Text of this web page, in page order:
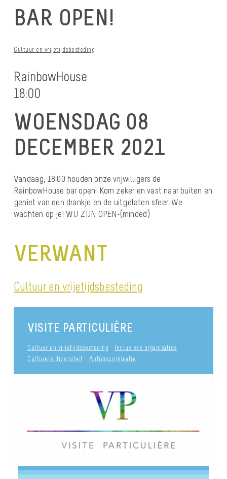
BAR OPEN!
Cultuur en vrijetijdsbesteding
RainbowHouse
18:00
WOENSDAG 08
DECEMBER 2021
Vandaag, 18:00 houden onze vrijwilligers de
RainbowHouse bar open! Kom zeker en vast naar buiten en
geniet van een drankje en de uitgelaten sfeer. We
wachten op je! WIJ ZIJN OPEN-(minded)
VERWANT
Cultuur en vrijetijdsbesteding
VISITE PARTICULIÈRE
Cultuur en vrijetijdsbesteding
Inclusieve organisaties
Culturele diversiteit
Antidiscriminatie